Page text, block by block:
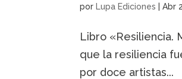
por Lupa Ediciones |Abr
Libro «Resiliencia.
que la resiliencia
por doce artistas...